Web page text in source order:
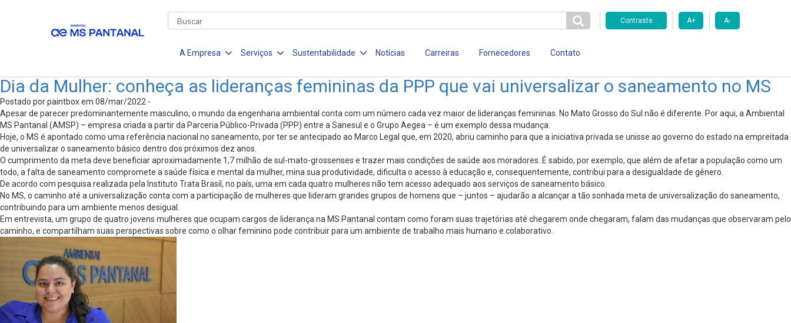
Contraste A+ A-
A Empresa Serviços Sustentabilidade Notícias Carreiras Fornecedores Contato
Dia da Mulher: conheça as lideranças femininas da PPP que vai universalizar o saneamento no MS
Postado por paintbox em 08/mar/2022 -
Apesar de parecer predominantemente masculino, o mundo da engenharia ambiental conta com um número cada vez maior de lideranças femininas. No Mato Grosso do Sul não é diferente. Por aqui, a Ambiental
MS Pantanal (AMSP) – empresa criada a partir da Parceria Público-Privada (PPP) entre a Sanesul e o Grupo Aegea – é um exemplo dessa mudança.
Hoje, o MS é apontado como uma referência nacional no saneamento, por ter se antecipado ao Marco Legal que, em 2020, abriu caminho para que a iniciativa privada se unisse ao governo do estado na empreitada
de universalizar o saneamento básico dentro dos próximos dez anos.
O cumprimento da meta deve beneficiar aproximadamente 1,7 milhão de sul-mato-grossenses e trazer mais condições de saúde aos moradores. É sabido, por exemplo, que além de afetar a população como um
todo, a falta de saneamento compromete a saúde física e mental da mulher, mina sua produtividade, dificulta o acesso à educação e, consequentemente, contribui para a desigualdade de gênero.
De acordo com pesquisa realizada pela Instituto Trata Brasil, no país, uma em cada quatro mulheres não tem acesso adequado aos serviços de saneamento básico.
No MS, o caminho até a universalização conta com a participação de mulheres que lideram grandes grupos de homens que – juntos – ajudarão a alcançar a tão sonhada meta de universalização do saneamento,
contribuindo para um ambiente menos desigual.
Em entrevista, um grupo de quatro jovens mulheres que ocupam cargos de liderança na MS Pantanal contam como foram suas trajetórias até chegarem onde chegaram, falam das mudanças que observaram pelo
caminho, e compartilham suas perspectivas sobre como o olhar feminino pode contribuir para um ambiente de trabalho mais humano e colaborativo.